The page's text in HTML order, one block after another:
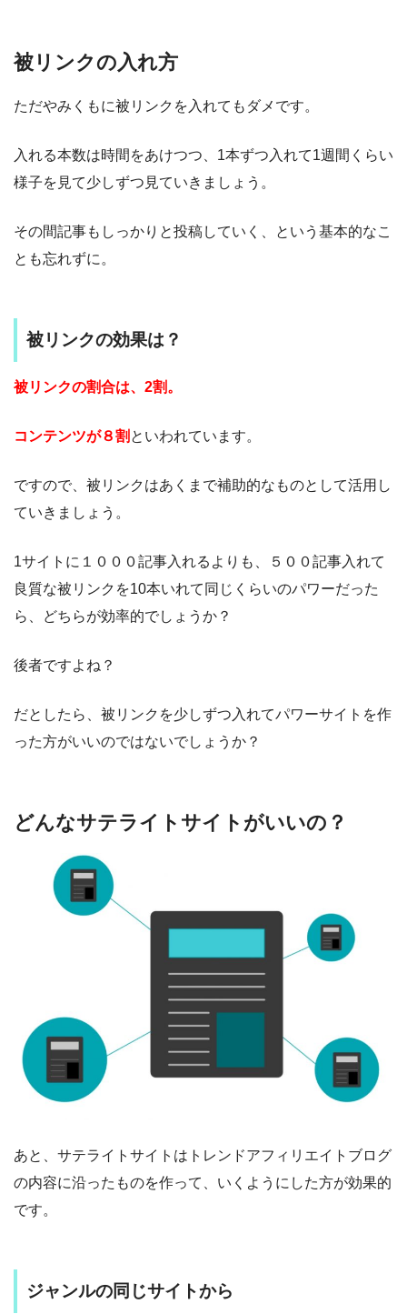
被リンクの入れ方
ただやみくもに被リンクを入れてもダメです。
入れる本数は時間をあけつつ、1本ずつ入れて1週間くらい
様子を見て少しずつ見ていきましょう。
その間記事もしっかりと投稿していく、という基本的なこ
とも忘れずに。
被リンクの効果は？
被リンクの割合は、2割。
コンテンツが８割 といわれています。
ですので、被リンクはあくまで補助的なものとして活用し
ていきましょう。
1サイトに１０００記事入れるよりも、５００記事入れて
良質な被リンクを10本いれて同じくらいのパワーだった
ら、どちらが効率的でしょうか？
後者ですよね？
だとしたら、被リンクを少しずつ入れてパワーサイトを作
った方がいいのではないでしょうか？
どんなサテライトサイトがいいの？
あと、サテライトサイトはトレンドアフィリエイトブログ
の内容に沿ったものを作って、いくようにした方が効果的
です。
ジャンルの同じサイトから